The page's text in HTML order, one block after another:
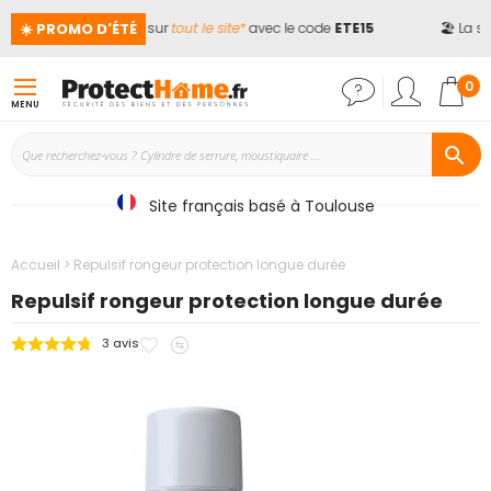
☀️ PROMO D'ÉTÉ
📢Jusqu'à -15%surtout le site*avec le codeETE15 🏖️ La
MENU
0
Site français basé à Toulouse
Accueil Repulsif rongeur protection longue durée
Repulsif rongeur protection longue durée
3 avis
Ajouter
favoris